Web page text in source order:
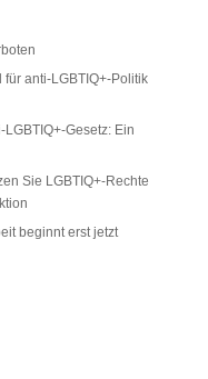
für anti-LGBTIQ+-Politik
Gesetz: Ein
Sie LGBTIQ+-Rechte
beginnt erst jetzt